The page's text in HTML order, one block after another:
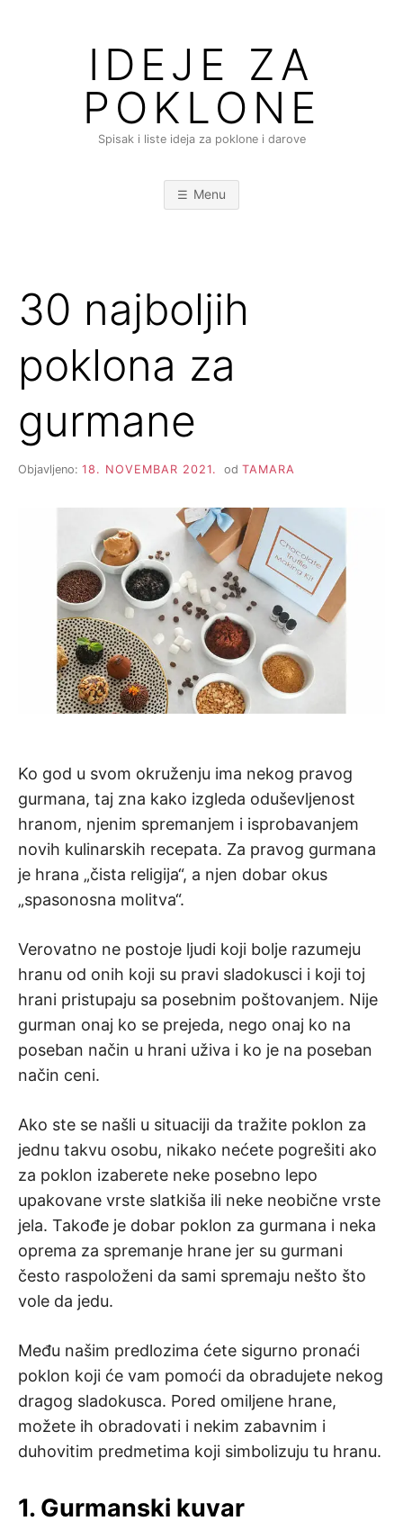
IDEJE ZA
POKLONE
Spisak i liste ideja za poklone i darove
Menu
30 najboljih
poklona za
gurmane
Objavljeno: 18. NOVEMBAR 2021. od TAMARA
Ko god u svom okruženju ima nekog pravog
gurmana, taj zna kako izgleda oduševljenost
hranom, njenim spremanjem i isprobavanjem
novih kulinarskih recepata. Za pravog gurmana
je hrana „čista religija“, a njen dobar okus
„spasonosna molitva“.
Verovatno ne postoje ljudi koji bolje razumeju
hranu od onih koji su pravi sladokusci i koji toj
hrani pristupaju sa posebnim poštovanjem. Nije
gurman onaj ko se prejeda, nego onaj ko na
poseban način u hrani uživa i ko je na poseban
način ceni.
Ako ste se našli u situaciji da tražite poklon za
jednu takvu osobu, nikako nećete pogrešiti ako
za poklon izaberete neke posebno lepo
upakovane vrste slatkiša ili neke neobične vrste
jela. Takođe je dobar poklon za gurmana i neka
oprema za spremanje hrane jer su gurmani
često raspoloženi da sami spremaju nešto što
vole da jedu.
Među našim predlozima ćete sigurno pronaći
poklon koji će vam pomoći da obradujete nekog
dragog sladokusca. Pored omiljene hrane,
možete ih obradovati i nekim zabavnim i
duhovitim predmetima koji simbolizuju tu hranu.
1. Gurmanski kuvar